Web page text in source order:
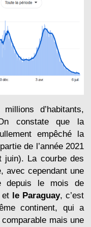
d’habitants,
constate que la
empêché la
de l’année 2021
juin). La courbe des
avec cependant une
depuis le mois de
le Paraguay, c’est
continent, qui a
mais une